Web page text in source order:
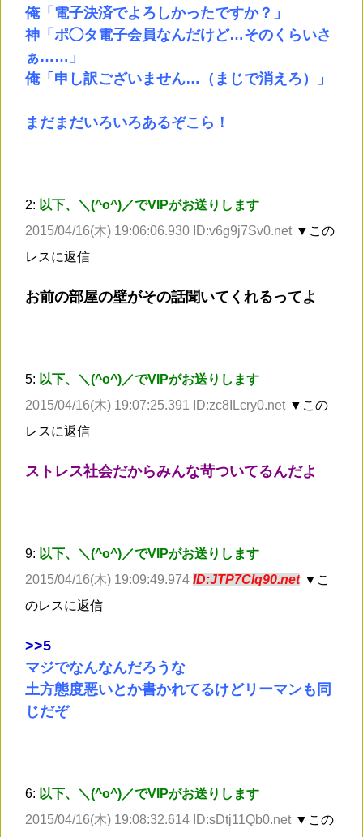
俺「電子決済でよろしかったですか？」
神「ポ◯タ電子会員なんだけど…そのくらいさ
ぁ……」
俺「申し訳ございません…（まじで消えろ）」
まだまだいろいろあるぞこら！
2: 以下、＼(^o^)／でVIPがお送りします
2015/04/16(木) 19:06:06.930 ID:v6g9j7Sv0.net ▼この
レスに返信
お前の部屋の壁がその話聞いてくれるってよ
5: 以下、＼(^o^)／でVIPがお送りします
2015/04/16(木) 19:07:25.391 ID:zc8ILcry0.net ▼この
レスに返信
ストレス社会だからみんな苛ついてるんだよ
9: 以下、＼(^o^)／でVIPがお送りします
2015/04/16(木) 19:09:49.974 ID:JTP7Clq90.net ▼こ
のレスに返信
>>5
マジでなんなんだろうな
土方態度悪いとか書かれてるけどリーマンも同
じだぞ
6: 以下、＼(^o^)／でVIPがお送りします
2015/04/16(木) 19:08:32.614 ID:sDtj11Qb0.net ▼この